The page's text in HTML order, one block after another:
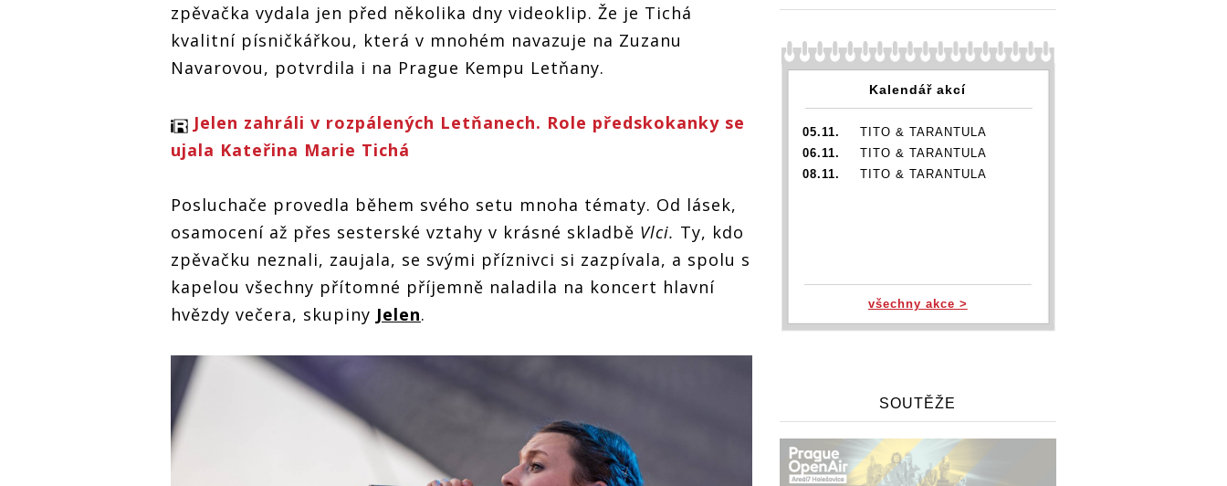
zpěvačka vydala jen před několika dny videoklip. Že je Tichá
kvalitní písničkářkou, která v mnohém navazuje na Zuzanu
Navarovou, potvrdila i na Prague Kempu Letňany.
Jelen zahráli v rozpálených Letňanech. Role předskokanky se
ujala Kateřina Marie Tichá
Posluchače provedla během svého setu mnoha tématy. Od lásek,
osamocení až přes sesterské vztahy v krásné skladbě Vlci. Ty, kdo
zpěvačku neznali, zaujala, se svými příznivci si zazpívala, a spolu s
kapelou všechny přítomné příjemně naladila na koncert hlavní
hvězdy večera, skupiny Jelen.
Kalendář akcí
05.11.
TITO & TARANTULA
06.11.
TITO & TARANTULA
08.11.
TITO & TARANTULA
všechny akce >
SOUTĚŽE